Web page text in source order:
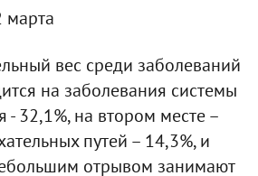
марта
вес среди заболеваний
на заболевания системы
32,1%, на втором месте –
путей – 14,3%, и
отрывом занимают